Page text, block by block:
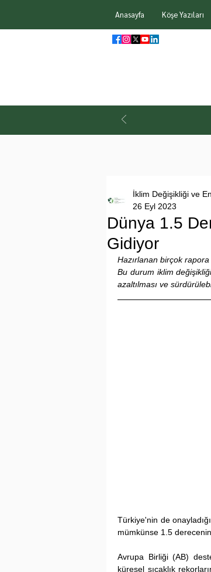
Anasayfa Köşe Yazıları
Dünya 1.5
Gidiyor
İklim Değişikliği ve
26 Eyl 2023
Hazırlanan birçok rapora
Bu durum iklim
azaltılması ve
Türkiye'nin de
mümkünse 1.5
Avrupa Birliği (AB)
küresel sıcaklık